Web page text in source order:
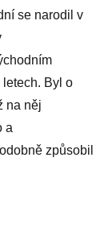
se narodil v
Byl o
na něj
a
způsobil